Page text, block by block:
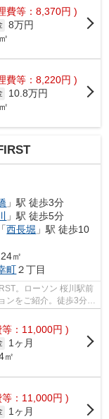
費等：8,370円 )
8万円
費等：8,220円 )
10.8万円
」駅 徒歩3分
」駅 徒歩5分
「西長堀 」駅 徒歩10
㎡
町２丁目
。ローソン 桜川駅前
をご紹介。徒歩3分に
：11,000円 )
1ヶ月
㎡
：11,000円 )
1ヶ月